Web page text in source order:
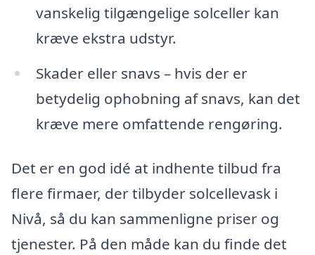
vanskelig tilgængelige solceller kan
kræve ekstra udstyr.
Skader eller snavs – hvis der er
betydelig ophobning af snavs, kan det
kræve mere omfattende rengøring.
Det er en god idé at indhente tilbud fra
flere firmaer, der tilbyder solcellevask i
Nivå, så du kan sammenligne priser og
tjenester. På den måde kan du finde det